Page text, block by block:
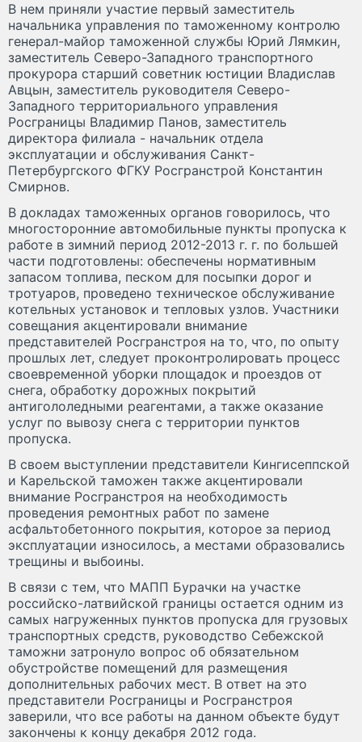
В нем приняли участие первый заместитель
начальника управления по таможенному контролю
генерал-майор таможенной службы Юрий Лямкин,
заместитель Северо-Западного транспортного
прокурора старший советник юстиции Владислав
Авцын, заместитель руководителя Северо-
Западного территориального управления
Росграницы Владимир Панов, заместитель
директора филиала - начальник отдела
эксплуатации и обслуживания Санкт-
Петербургского ФГКУ Росгранстрой Константин
Смирнов.
В докладах таможенных органов говорилось, что
многосторонние автомобильные пункты пропуска к
работе в зимний период 2012-2013 г. г. по большей
части подготовлены: обеспечены нормативным
запасом топлива, песком для посыпки дорог и
тротуаров, проведено техническое обслуживание
котельных установок и тепловых узлов. Участники
совещания акцентировали внимание
представителей Росгранстроя на то, что, по опыту
прошлых лет, следует проконтролировать процесс
своевременной уборки площадок и проездов от
снега, обработку дорожных покрытий
антигололедными реагентами, а также оказание
услуг по вывозу снега с территории пунктов
пропуска.
В своем выступлении представители Кингисеппской
и Карельской таможен также акцентировали
внимание Росгранстроя на необходимость
проведения ремонтных работ по замене
асфальтобетонного покрытия, которое за период
эксплуатации износилось, а местами образовались
трещины и выбоины.
В связи с тем, что МАПП Бурачки на участке
российско-латвийской границы остается одним из
самых нагруженных пунктов пропуска для грузовых
транспортных средств, руководство Себежской
таможни затронуло вопрос об обязательном
обустройстве помещений для размещения
дополнительных рабочих мест. В ответ на это
представители Росграницы и Росгранстроя
заверили, что все работы на данном объекте будут
закончены к концу декабря 2012 года.